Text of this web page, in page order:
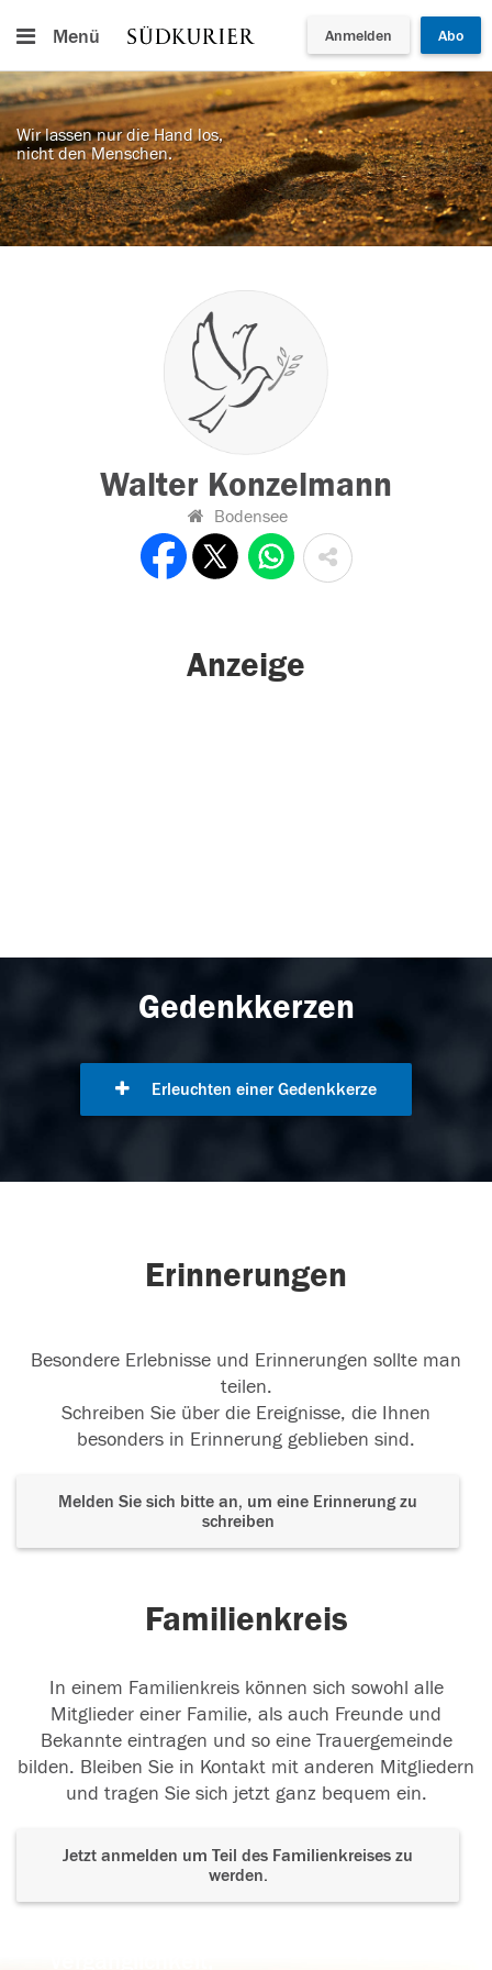
Menü Anmelden Abo
Wir lassen nur die Hand los,
nicht den Menschen.
Walter Konzelmann
Bodensee
Anzeige
Gedenkkerzen
Erleuchten einer Gedenkkerze
Erinnerungen
Besondere Erlebnisse und Erinnerungen sollte man
teilen.
Schreiben Sie über die Ereignisse, die Ihnen
besonders in Erinnerung geblieben sind.
Melden Sie sich bitte an, um eine Erinnerung zu
schreiben
Familienkreis
In einem Familienkreis können sich sowohl alle
Mitglieder einer Familie, als auch Freunde und
Bekannte eintragen und so eine Trauergemeinde
bilden. Bleiben Sie in Kontakt mit anderen Mitgliedern
und tragen Sie sich jetzt ganz bequem ein.
Jetzt anmelden um Teil des Familienkreises zu
werden.